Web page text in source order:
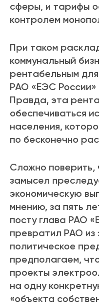
сферы, и тарифы
контролем
При таком
коммунальный
рентабельным
РАО «ЕЭС России»
Правда, эта
обеспечиваться
населения,
по бесконечно
Сложно поверить,
замысел
экономическую
мнению, за пять
посту глава РАО
превратил РАО из
политическое
предполагаем,
проекты
на одну
«объекта